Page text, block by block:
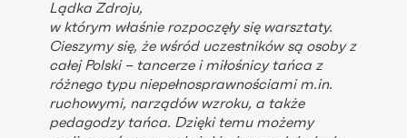
Lądka Zdroju,
w którym właśnie rozpoczęły się warsztaty.
Cieszymy się, że wśród uczestników są osoby z
całej Polski – tancerze i miłośnicy tańca z
różnego typu niepełnosprawnościami m.in.
ruchowymi, narządów wzroku, a także
pedagodzy tańca. Dzięki temu możemy